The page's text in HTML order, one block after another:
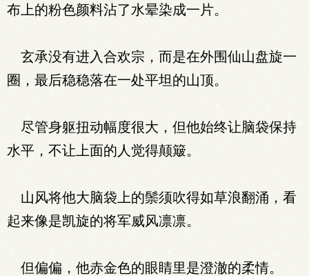
布上的粉色颜料沾了水晕染成一片。
玄承没有进入合欢宗，而是在外围仙山盘旋一
圈，最后稳稳落在一处平坦的山顶。
尽管身躯扭动幅度很大，但他始终让脑袋保持
水平，不让上面的人觉得颠簸。
山风将他大脑袋上的鬃须吹得如草浪翻涌，看
起来像是凯旋的将军威风凛凛。
但偏偏，他赤金色的眼睛里是澄澈的柔情。